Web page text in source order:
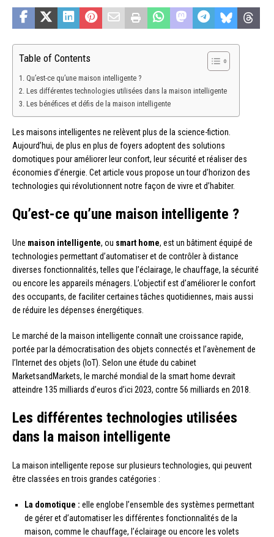
Table of Contents
Qu’est-ce qu’une maison intelligente ?
Les différentes technologies utilisées dans la maison intelligente
Les bénéfices et défis de la maison intelligente
Les maisons intelligentes ne relèvent plus de la science-fiction.
Aujourd’hui, de plus en plus de foyers adoptent des solutions
domotiques pour améliorer leur confort, leur sécurité et réaliser des
économies d’énergie. Cet article vous propose un tour d’horizon des
technologies qui révolutionnent notre façon de vivre et d’habiter.
Qu’est-ce qu’une maison intelligente ?
Une maison intelligente, ou smart home, est un bâtiment équipé de
technologies permettant d’automatiser et de contrôler à distance
diverses fonctionnalités, telles que l’éclairage, le chauffage, la sécurité
ou encore les appareils ménagers. L’objectif est d’améliorer le confort
des occupants, de faciliter certaines tâches quotidiennes, mais aussi
de réduire les dépenses énergétiques.
Le marché de la maison intelligente connaît une croissance rapide,
portée par la démocratisation des objets connectés et l’avènement de
l’Internet des objets (IoT). Selon une étude du cabinet
MarketsandMarkets, le marché mondial de la smart home devrait
atteindre 135 milliards d’euros d’ici 2023, contre 56 milliards en 2018.
Les différentes technologies utilisées
dans la maison intelligente
La maison intelligente repose sur plusieurs technologies, qui peuvent
être classées en trois grandes catégories :
La domotique : elle englobe l’ensemble des systèmes permettant
de gérer et d’automatiser les différentes fonctionnalités de la
maison, comme le chauffage, l’éclairage ou encore les volets